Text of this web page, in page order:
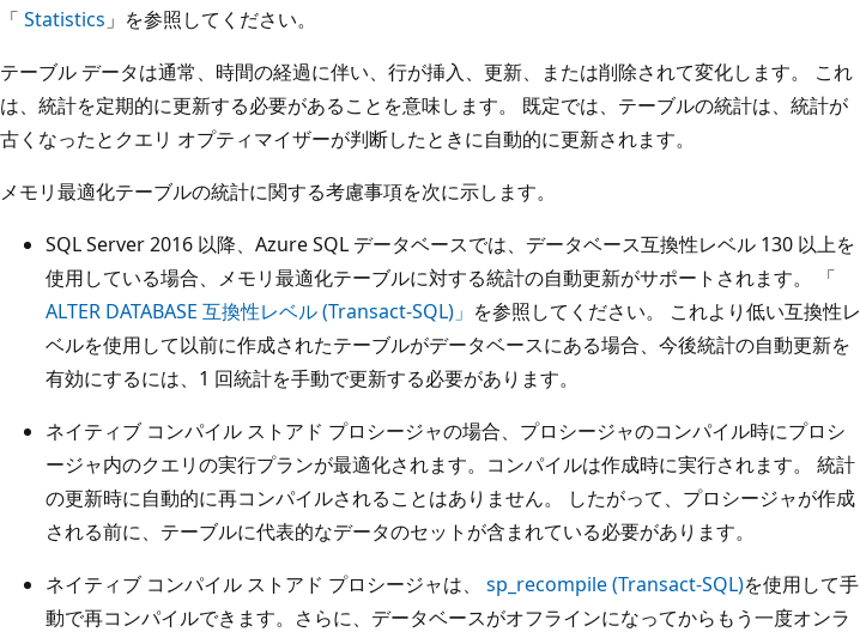
「 Statistics 」を参照してください。
テーブル データは通常、時間の経過に伴い、行が挿入、更新、または削除されて変化します。 これ
は、統計を定期的に更新する必要があることを意味します。 既定では、テーブルの統計は、統計が
古くなったとクエリ オプティマイザーが判断したときに自動的に更新されます。
メモリ最適化テーブルの統計に関する考慮事項を次に示します。
SQL Server 2016 以降、Azure SQL データベースでは、データベース互換性レベル 130 以上を
使用している場合、メモリ最適化テーブルに対する統計の自動更新がサポートされます。 「
ALTER DATABASE 互換性レベル (Transact-SQL)」 を参照してください。 これより低い互換性レ
ベルを使用して以前に作成されたテーブルがデータベースにある場合、今後統計の自動更新を
有効にするには、1 回統計を手動で更新する必要があります。
ネイティブ コンパイル ストアド プロシージャの場合、プロシージャのコンパイル時にプロシ
ージャ内のクエリの実行プランが最適化されます。コンパイルは作成時に実行されます。 統計
の更新時に自動的に再コンパイルされることはありません。 したがって、プロシージャが作成
される前に、テーブルに代表的なデータのセットが含まれている必要があります。
ネイティブ コンパイル ストアド プロシージャは、 sp_recompile (Transact-SQL)を使用して手
動で再コンパイルできます。さらに、データベースがオフラインになってからもう一度オンラ